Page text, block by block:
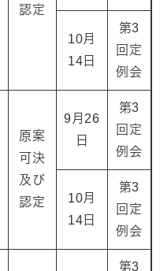
認定
10月
14日
第3
回定
例会
原案
可決
及び
認定
9月26
日
第3
回定
例会
10月
14日
第3
回定
例会
第3